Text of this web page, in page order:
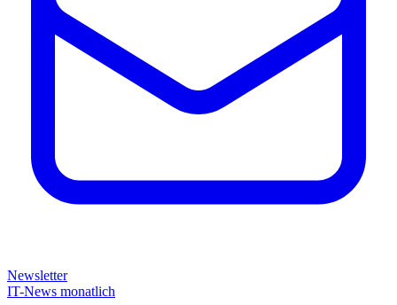
Newsletter
IT-News monatlich